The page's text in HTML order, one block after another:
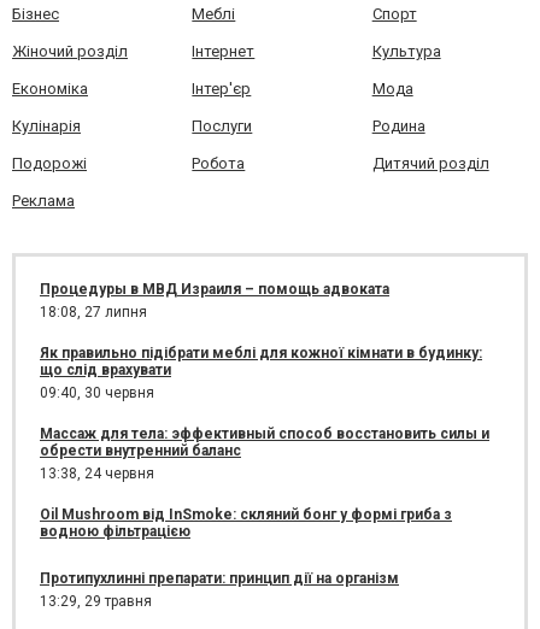
Бізнес Меблі Спорт
Жіночий розділ Інтернет Культура
Економіка Інтер'єр Мода
Кулінарія Послуги Родина
Подорожі Робота Дитячий розділ
Реклама
Процедуры в МВД Израиля – помощь адвоката
18:08, 27 липня
Як правильно підібрати меблі для кожної кімнати в будинку:
що слід врахувати
09:40, 30 червня
Массаж для тела: эффективный способ восстановить силы и
обрести внутренний баланс
13:38, 24 червня
Oil Mushroom від InSmoke: скляний бонг у формі гриба з
водною фільтрацією
Протипухлинні препарати: принцип дії на організм
13:29, 29 травня